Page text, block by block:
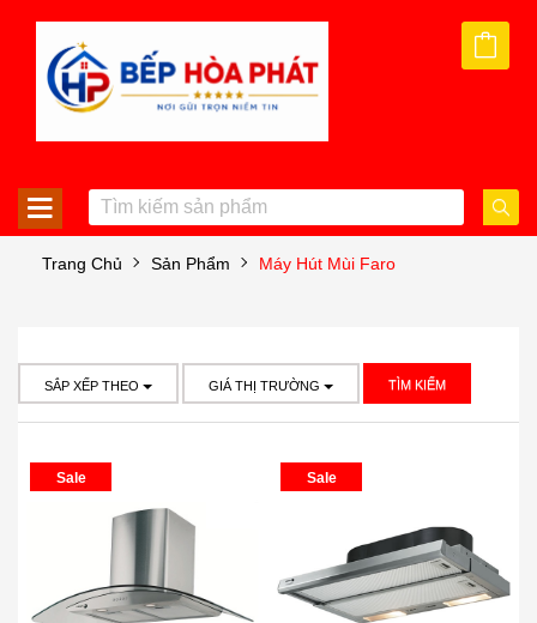
Trang Chủ Sản Phẩm Máy Hút Mùi Faro
SẮP XẾP THEO GIÁ THỊ TRƯỜNG TÌM KIẾM
Sale Sale